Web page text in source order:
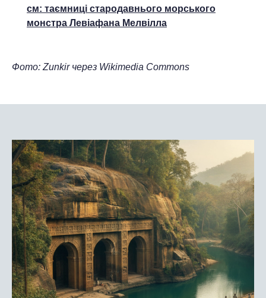
см: таємниці стародавнього морського
монстра Левіафана Мелвілла
Фото: Zunkir через Wikimedia Commons